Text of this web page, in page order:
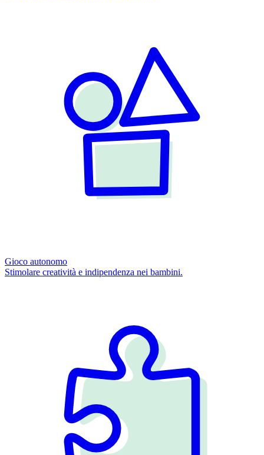
Gioco autonomo
Stimolare creatività e indipendenza nei bambini.